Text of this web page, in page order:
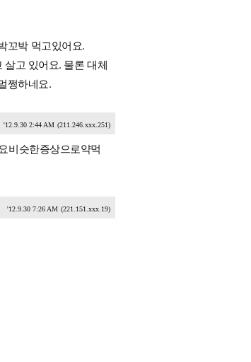
꼬박 먹고있어요.
고 있어요. 물론 대체
쩡하네요.
'12.9.30 2:44 AM (211.246.xxx.251)
비슷한증상으로약먹
'12.9.30 7:26 AM (221.151.xxx.19)